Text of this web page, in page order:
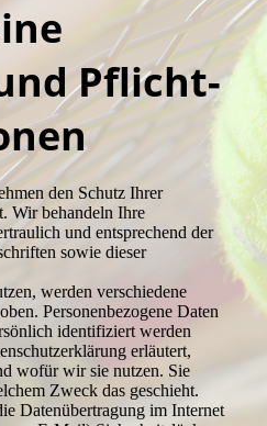
Pflicht­
den Schutz Ihrer
Wir behandeln Ihre
und entsprechend der
sowie dieser
werden verschiedene
Personenbezogene Daten
identifiziert werden
erläutert,
wofür wir sie nutzen. Sie
Zweck das geschieht.
Datenübertragung im Internet